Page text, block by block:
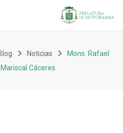
Noticias
Mons. Rafael
Cáceres